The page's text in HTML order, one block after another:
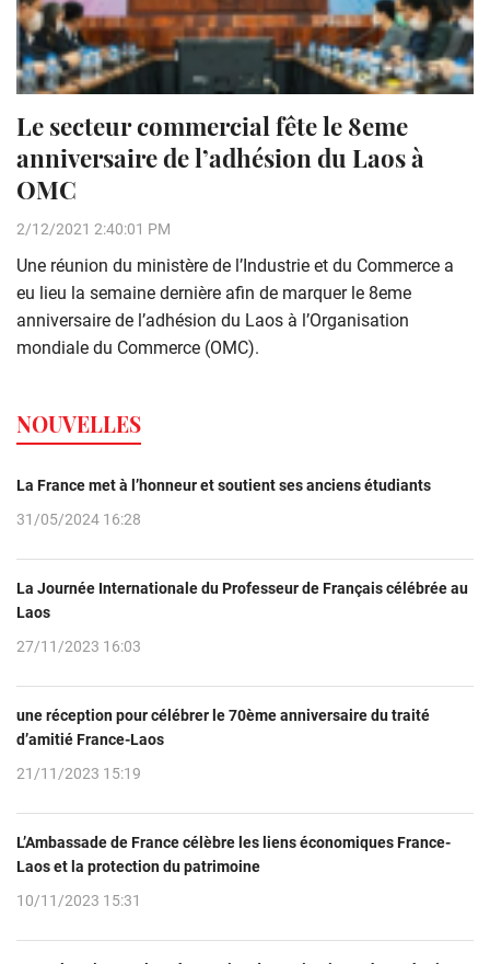
Le secteur commercial fête le 8eme
anniversaire de l’adhésion du Laos à
OMC
2/12/2021 2:40:01 PM
Une réunion du ministère de l’Industrie et du Commerce a
eu lieu la semaine dernière afin de marquer le 8eme
anniversaire de l’adhésion du Laos à l’Organisation
mondiale du Commerce (OMC).
NOUVELLES
La France met à l’honneur et soutient ses anciens étudiants
31/05/2024 16:28
La Journée Internationale du Professeur de Français célébrée au
Laos
27/11/2023 16:03
une réception pour célébrer le 70ème anniversaire du traité
d’amitié France-Laos
21/11/2023 15:19
L’Ambassade de France célèbre les liens économiques France-
Laos et la protection du patrimoine
10/11/2023 15:31